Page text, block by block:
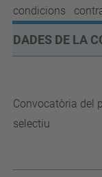
condicions
DADES DE LA
Convocatòria del
selectiu